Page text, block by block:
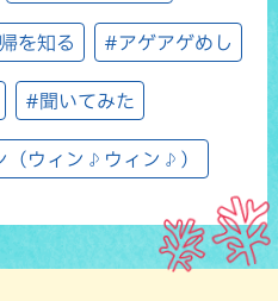
を知る #アゲアゲめし
#聞いてみた
（ウィン♪ウィン♪）